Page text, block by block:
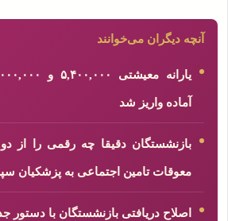
آنچه دیگران می‌خوانند
آماده واریز شد
بازنشستگان دقیقا چه رقمی را از
معوقات تامین اجتماعی به پزشکیان
اصلاح دریافتی بازنشستگان با دستور